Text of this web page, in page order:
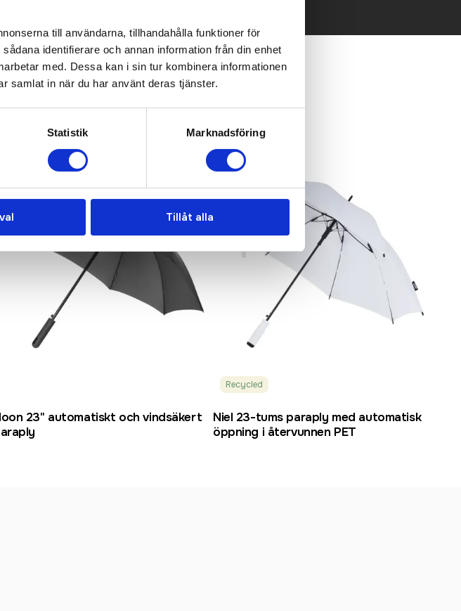
till användarna, tillhandahålla funktioner för
identifierare och annan information från din enhet
med. Dessa kan i sin tur kombinera informationen
samlat in när du har använt deras tjänster.
Statistik Marknadsföring
Tillåt alla
Recommended
23" automatiskt och vindsäkert
Recycled
Niel 23-tums paraply med automatisk
öppning i återvunnen PET